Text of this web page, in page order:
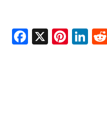
Facebook
X